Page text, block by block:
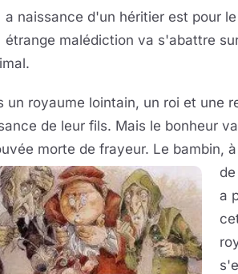
a naissance d'un héritier est pour
étrange malédiction va s'abattre
un royaume lointain, un roi et une
de leur fils. Mais le bonheur
morte de frayeur. Le bambin,
a